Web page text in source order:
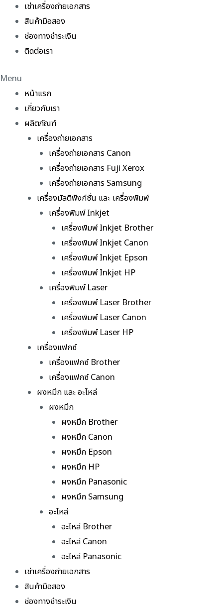
เช่าเครื่องถ่ายเอกสาร
สินค้ามือสอง
ช่องทางชำระเงิน
ติดต่อเรา
Menu
หน้าแรก
เกี่ยวกับเรา
ผลิตภัณฑ์
เครื่องถ่ายเอกสาร
เครื่องถ่ายเอกสาร Canon
เครื่องถ่ายเอกสาร Fuji Xerox
เครื่องถ่ายเอกสาร Samsung
เครื่องมัลติฟังก์ชั่น และ เครื่องพิมพ์
เครื่องพิมพ์ Inkjet
เครื่องพิมพ์ Inkjet Brother
เครื่องพิมพ์ Inkjet Canon
เครื่องพิมพ์ Inkjet Epson
เครื่องพิมพ์ Inkjet HP
เครื่องพิมพ์ Laser
เครื่องพิมพ์ Laser Brother
เครื่องพิมพ์ Laser Canon
เครื่องพิมพ์ Laser HP
เครื่องแฟกซ์
เครื่องแฟกซ์ Brother
เครื่องแฟกซ์ Canon
ผงหมึก และ อะไหล่
ผงหมึก
ผงหมึก Brother
ผงหมึก Canon
ผงหมึก Epson
ผงหมึก HP
ผงหมึก Panasonic
ผงหมึก Samsung
อะไหล่
อะไหล่ Brother
อะไหล่ Canon
อะไหล่ Panasonic
เช่าเครื่องถ่ายเอกสาร
สินค้ามือสอง
ช่องทางชำระเงิน